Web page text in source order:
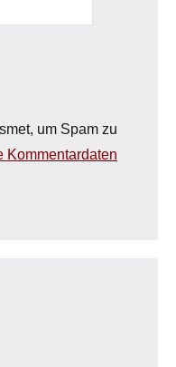
um Spam zu
Kommentardaten